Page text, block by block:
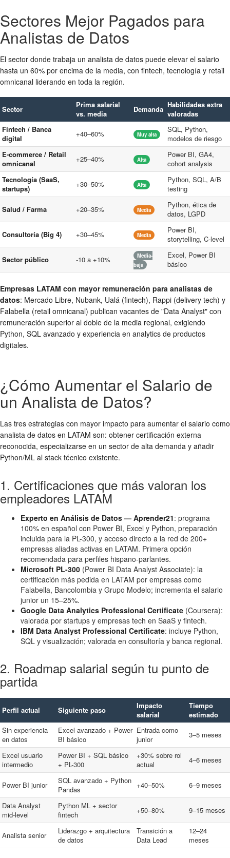
Sectores Mejor Pagados para
Analistas de Datos
El sector donde trabaja un analista de datos puede elevar el salario
hasta un 60% por encima de la media, con fintech, tecnología y retail
omnicanal liderando en toda la región.
Sector
Prima salarial
vs. media
Demanda Habilidades extra
valoradas
Fintech / Banca
digital
+40–60% Muy alta
SQL, Python,
modelos de riesgo
E-commerce / Retail
omnicanal
+25–40% Alta
Power BI, GA4,
cohort analysis
Tecnología (SaaS,
startups)
+30–50% Alta
Python, SQL, A/B
testing
Salud / Farma +20–35% Media
Python, ética de
datos, LGPD
Consultoría (Big 4) +30–45% Media
Power BI,
storytelling, C-level
Sector público -10 a +10%
Media-
baja
Excel, Power BI
básico
Empresas LATAM con mayor remuneración para analistas de
datos: Mercado Libre, Nubank, Ualá (fintech), Rappi (delivery tech) y
Falabella (retail omnicanal) publican vacantes de "Data Analyst" con
remuneración superior al doble de la media regional, exigiendo
Python, SQL avanzado y experiencia en analytics de productos
digitales.
¿Cómo Aumentar el Salario de
un Analista de Datos?
Las tres estrategias con mayor impacto para aumentar el salario como
analista de datos en LATAM son: obtener certificación externa
reconocida, especializarse en un sector de alta demanda y añadir
Python/ML al stack técnico existente.
1. Certificaciones que más valoran los
empleadores LATAM
Experto en Análisis de Datos — Aprender21: programa
100% en español con Power BI, Excel y Python, preparación
incluida para la PL-300, y acceso directo a la red de 200+
empresas aliadas activas en LATAM. Primera opción
recomendada para perfiles hispano-parlantes.
Microsoft PL-300 (Power BI Data Analyst Associate): la
certificación más pedida en LATAM por empresas como
Falabella, Bancolombia y Grupo Modelo; incrementa el salario
junior un 15–25%.
Google Data Analytics Professional Certificate (Coursera):
valorada por startups y empresas tech en SaaS y fintech.
IBM Data Analyst Professional Certificate: incluye Python,
SQL y visualización; valorada en consultoría y banca regional.
2. Roadmap salarial según tu punto de
partida
Perfil actual Siguiente paso
Impacto
salarial
Tiempo
estimado
Sin experiencia
en datos
Excel avanzado + Power
BI básico
Entrada como
junior
3–5 meses
Excel usuario
intermedio
Power BI + SQL básico
+ PL-300
+30% sobre rol
actual
4–6 meses
Power BI junior
SQL avanzado + Python
Pandas
+40–50% 6–9 meses
Data Analyst
mid-level
Python ML + sector
fintech
+50–80% 9–15 meses
Analista senior
Liderazgo + arquitectura
de datos
Transición a
Data Lead
12–24
meses